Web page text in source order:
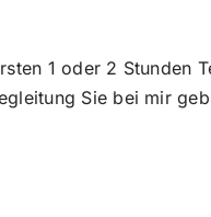
1 oder 2
Sie bei mir